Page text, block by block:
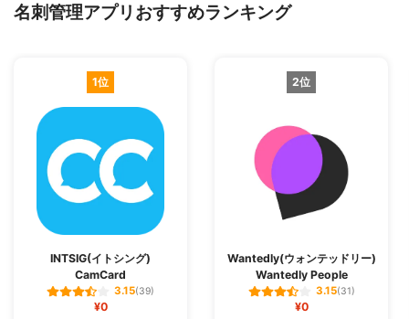
名刺管理アプリおすすめランキング
1位
INTSIG(イトシング)
CamCard
3.15(39)
¥0
2位
Wantedly(ウォンテッドリー)
Wantedly People
3.15(31)
¥0